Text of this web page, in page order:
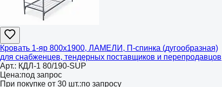
Кровать 1-яр 800х1900, ЛАМЕЛИ, П-спинка (дугообразная)
для снабженцев, тендерных поставщиков и перепродавцов
Арт.: КДЛ-1 80/190-SUP
Цена:под запрос
При покупке от 30 шт.:по запросу